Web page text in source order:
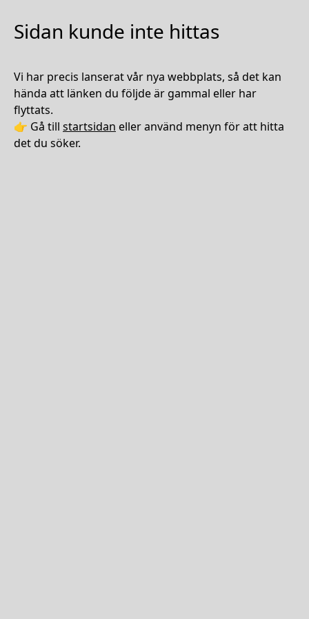
Sidan kunde inte hittas
Vi har precis lanserat vår nya webbplats, så det kan
hända att länken du följde är gammal eller har
flyttats.
👉 Gå till startsidan eller använd menyn för att hitta
det du söker.